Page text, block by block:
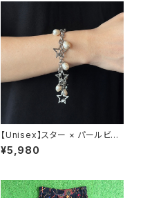
【Unisex】スター × パールビー
ズ チャーム チェーン ブレスレッ
ト / 古着 アクセサリー N1109
¥5,980